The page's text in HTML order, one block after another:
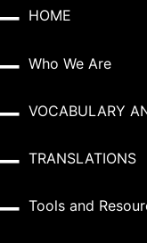
HOME
Who We Are
VOCABULARY
TRANSLATIONS
Tools and